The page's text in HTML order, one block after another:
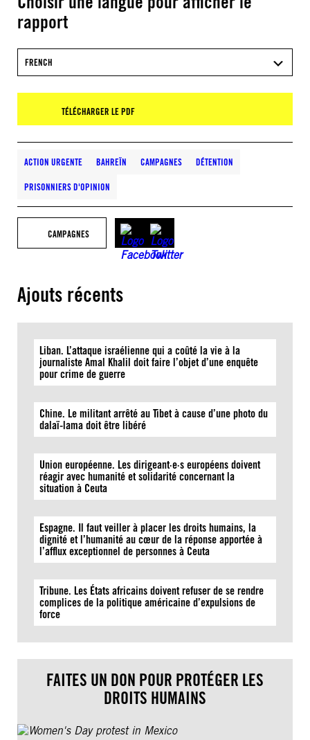
rapport
FRENCH
TÉLÉCHARGER LE PDF
ACTION URGENTE BAHREÏN CAMPAGNES DÉTENTION
PRISONNIERS D'OPINION
CAMPAGNES
Ajouts récents
Liban. L’attaque israélienne qui a coûté la vie à la
journaliste Amal Khalil doit faire l’objet d’une enquête
pour crime de guerre
Chine. Le militant arrêté au Tibet à cause d’une photo du
dalaï-lama doit être libéré
Union européenne. Les dirigeant·e·s européens doivent
réagir avec humanité et solidarité concernant la
situation à Ceuta
Espagne. Il faut veiller à placer les droits humains, la
dignité et l’humanité au cœur de la réponse apportée à
l’afflux exceptionnel de personnes à Ceuta
Tribune. Les États africains doivent refuser de se rendre
complices de la politique américaine d’expulsions de
force
FAITES UN DON POUR PROTÉGER LES
DROITS HUMAINS